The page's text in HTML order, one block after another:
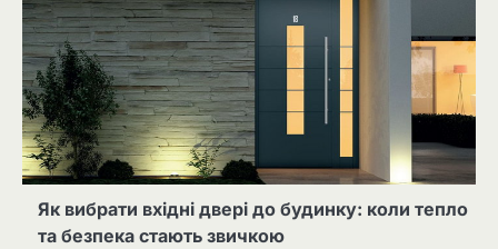
Як вибрати вхідні двері до будинку: коли тепло
та безпека стають звичкою